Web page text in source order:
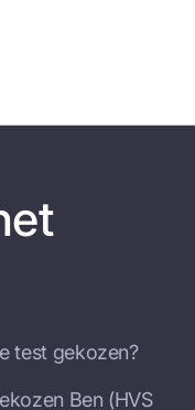
test gekozen?
Ben (HVS